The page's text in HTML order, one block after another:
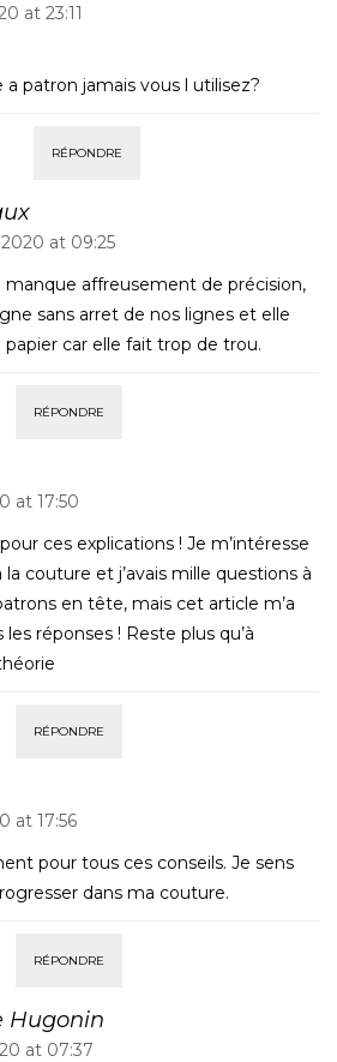
at 23:11
patron jamais vous l utilisez?
RÉPONDRE
at 09:25
manque affreusement de précision,
sans arret de nos lignes et elle
papier car elle fait trop de trou.
RÉPONDRE
at 17:50
ces explications ! Je m’intéresse
la couture et j’avais mille questions à
en tête, mais cet article m’a
réponses ! Reste plus qu’à
RÉPONDRE
at 17:56
pour tous ces conseils. Je sens
dans ma couture.
RÉPONDRE
Hugonin
at 07:37